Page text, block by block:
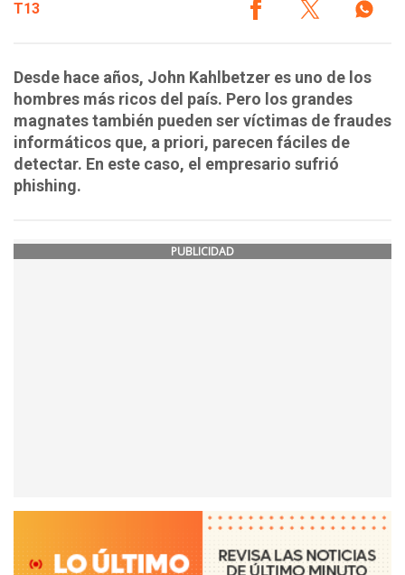
T13
Desde hace años, John Kahlbetzer es uno de los
hombres más ricos del país. Pero los grandes
magnates también pueden ser víctimas de fraudes
informáticos que, a priori, parecen fáciles de
detectar. En este caso, el empresario sufrió
phishing.
PUBLICIDAD